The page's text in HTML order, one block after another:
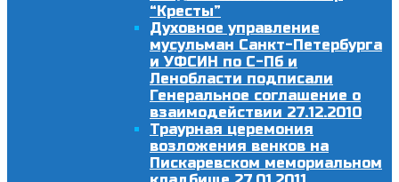
“Кресты”
Духовное управление
мусульман Санкт-Петербурга
и УФСИН по С-Пб и
Ленобласти подписали
Генеральное соглашение о
взаимодействии 27.12.2010
Траурная церемония
возложения венков на
Пискаревском мемориальном